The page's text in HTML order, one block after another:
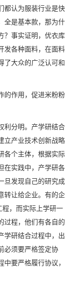
都认为服装行业是快
全是基本款，那为什
？事实证明，优衣库
发各种面料，在面料
了大众的广泛认可和
的作用，促进米粉粉
利分明。产学研结合
立产业技术创新战略
各个主体，根据实际
在实践中，产学研各
旦发现自己的研究成
转让给企业。有的企
程，而实际上学研一
过程，他们有各自的
学研结合过程中，出
必须要严格签定协
要严格履行协议，